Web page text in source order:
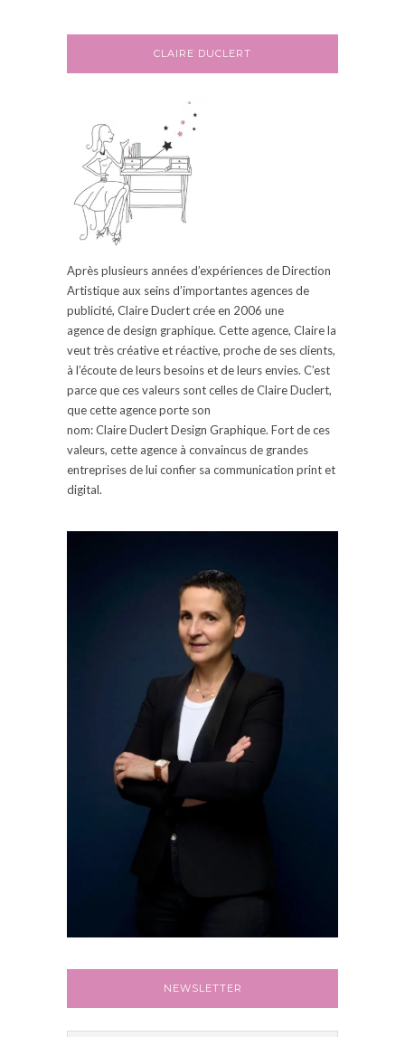
CLAIRE DUCLERT
Après plusieurs années d’expériences de Direction
Artistique aux seins d’importantes agences de
publicité, ClaireDuclertcrée en 2006 une
agencede design graphique. Cette agence, Claire la
veut très créative et réactive, proche de ses clients,
à l’écoute de leurs besoins et de leurs envies. C’est
parce que ces valeurs sont celles de ClaireDuclert,
que cette agence porte son
nom:ClaireDuclertDesign Graphique. Fort de ces
valeurs, cette agence à convaincus de grandes
entreprises de lui confier sa communication printet
digital.
NEWSLETTER